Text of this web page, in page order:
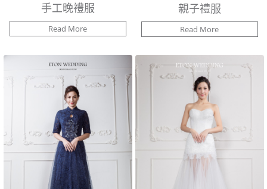
手工晚禮服
Read More
親子禮服
Read More